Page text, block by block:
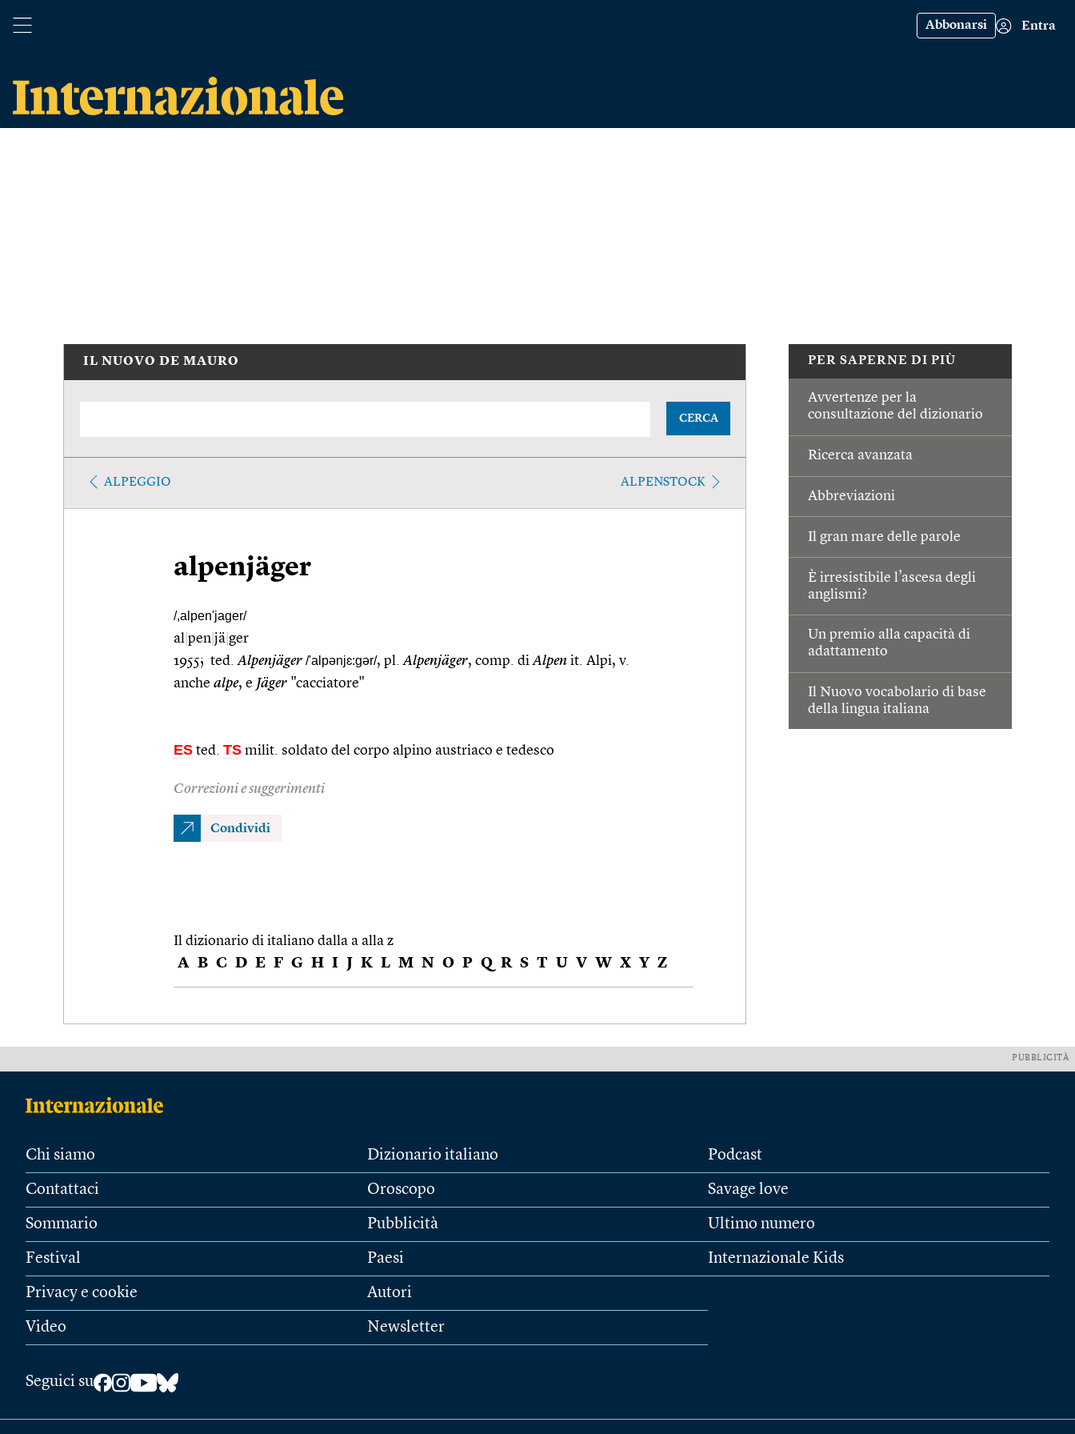
Abbonarsi Entra
PER SAPERNE DI PIÙ
Avvertenze per la
consultazione del dizionario
Ricerca avanzata
Abbreviazioni
Il gran mare delle parole
È irresistibile l’ascesa degli
anglismi?
Un premio alla capacità di
adattamento
Il Nuovo vocabolario di base
della lingua italiana
IL NUOVO DE MAURO
CERCA
ALPEGGIO ALPENSTOCK
alpenjäger
/,alpen'jager/
al pen jä ger
1955; ted.Alpenjäger /'alpənjɛ:gər/, pl.Alpenjäger, comp. diAlpen it. Alpi, v.
anche alpe, e Jäger "cacciatore"
ES ted. TS milit. soldato del corpo alpino austriaco e tedesco
Correzioni e suggerimenti
Condividi
Il dizionario di italiano dalla a alla z
A B C D E F G H I J K L M N O P Q R S T U V W X Y Z
PUBBLICITÀ
Chi siamo
Contattaci
Sommario
Festival
Privacy e cookie
Video
Dizionario italiano
Oroscopo
Pubblicità
Paesi
Autori
Newsletter
Podcast
Savage love
Ultimo numero
Internazionale Kids
Seguici su